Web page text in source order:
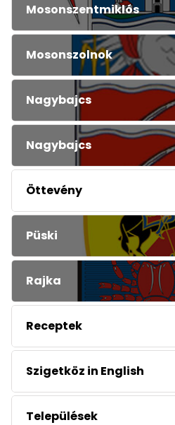
Mosonszentmiklós
Mosonszolnok
Nagybajcs
Nagybajcs
Öttevény
Püski
Rajka
Receptek
Szigetköz in English
Települések